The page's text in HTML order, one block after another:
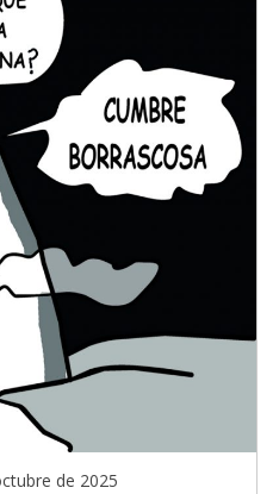
de 2025